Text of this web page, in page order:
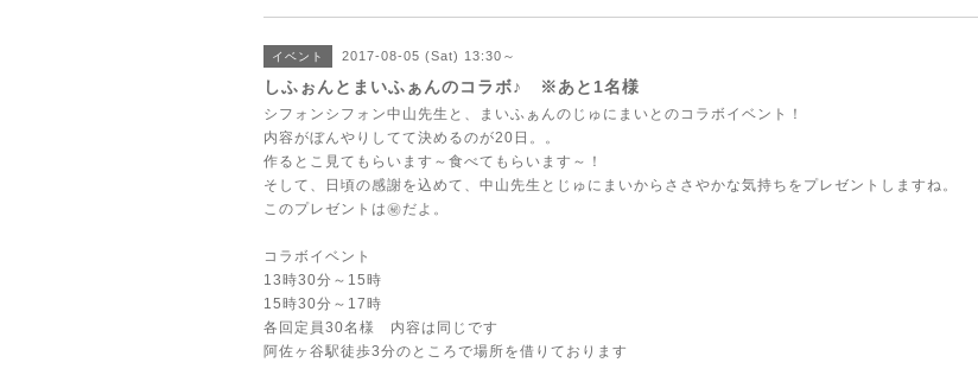
イベント 2017-08-05 (Sat) 13:30～
しふぉんとまいふぁんのコラボ♪ ※あと1名様
シフォンシフォン中山先生と、まいふぁんのじゅにまいとのコラボイベント！
内容がぼんやりしてて決めるのが20日。。
作るとこ見てもらいます～食べてもらいます～！
そして、日頃の感謝を込めて、中山先生とじゅにまいからささやかな気持ちをプレゼントしますね。
このプレゼントは㊙だよ。
コラボイベント
13時30分～15時
15時30分～17時
各回定員30名様 内容は同じです
阿佐ヶ谷駅徒歩3分のところで場所を借りております